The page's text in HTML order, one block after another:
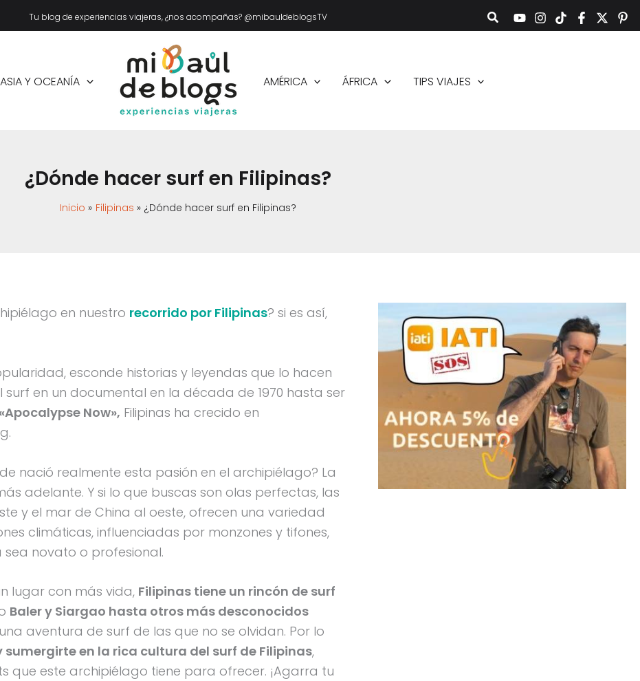
Tu blog de experiencias viajeras, ¿nos acompañas? @mibauldeblogsTV
ASIA Y OCEANÍA AMÉRICA ÁFRICA TIPS VIAJES
¿Dónde hacer surf en Filipinas?
Inicio Filipinas ¿Dónde hacer surf en Filipinas?
en nuestro recorrido por Filipinas? si es así,
esconde historias y leyendas que lo hacen
en un documental en la década de 1970 hasta ser
Now», Filipinas ha crecido en
nació realmente esta pasión en el archipiélago? La
adelante. Y si lo que buscas son olas perfectas, las
y el mar de China al oeste, ofrecen una variedad
climáticas, influenciadas por monzones y tifones,
novato o profesional.
lugar con más vida, Filipinas tiene un rincón de surf
Baler y Siargao hasta otros más desconocidos
aventura de surf de las que no se olvidan. Por lo
en la rica cultura del surf de Filipinas,
que este archipiélago tiene para ofrecer. ¡Agarra tu